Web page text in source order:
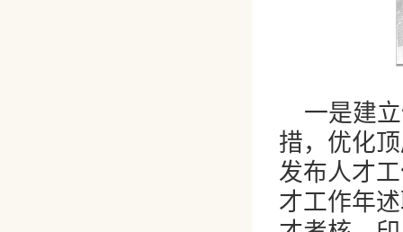
一是建
措，优化
发布人才
才工作年